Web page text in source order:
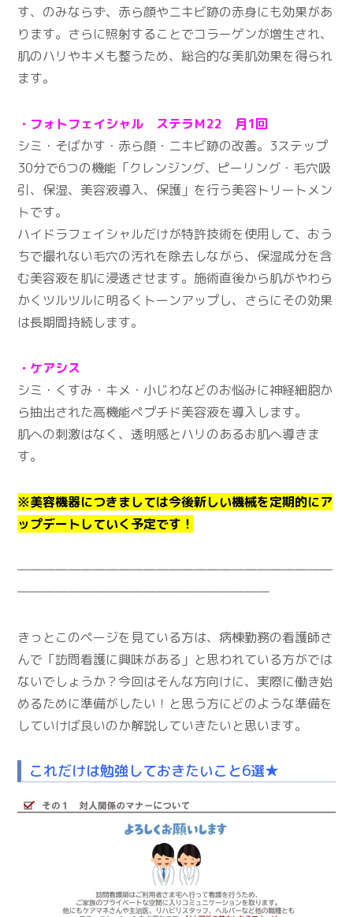
す、のみならず、赤ら顔やニキビ跡の赤身にも効果があ
ります。さらに照射することでコラーゲンが増生され、
肌のハリやキメも整うため、総合的な美肌効果を得られ
ます。
・フォトフェイシャル ステラＭ22 月1回
シミ・そばかす・赤ら顔・ニキビ跡の改善。3ステップ
30分で6つの機能「クレンジング、ピーリング・毛穴吸
引、保湿、美容液導入、保護」を行う美容トリートメン
トです。
ハイドラフェイシャルだけが特許技術を使用して、おう
ちで撮れない毛穴の汚れを除去しながら、保湿成分を含
む美容液を肌に浸透させます。施術直後から肌がやわら
かくツルツルに明るくトーンアップし、さらにその効果
は長期間持続します。
・ケアシス
シミ・くすみ・キメ・小じわなどのお悩みに神経細胞か
ら抽出された高機能ペプチド美容液を導入します。
肌への刺激はなく、透明感とハリのあるお肌へ導きま
す。
※美容機器につきましては今後新しい機械を定期的にア
ップデートしていく予定です！
―――――――――――――――――――――――――
――――――――――――――――――――
きっとこのページを見ている方は、病棟勤務の看護師さ
んで「訪問看護に興味がある」と思われている方がでは
ないでしょうか？今回はそんな方向けに、実際に働き始
めるために準備がしたい！と思う方にどのような準備を
していけば良いのか解説していきたいと思います。
これだけは勉強しておきたいこと6選★